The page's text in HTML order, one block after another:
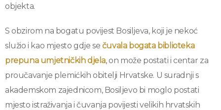
objekta.
S obzirom na bogatu povijest Bosiljeva, koji je nekoć
služio i kao mjesto gdje se čuvala bogata biblioteka
prepuna umjetničkih djela, on može postati i centar za
proučavanje plemićkih obitelji Hrvatske. U suradnji s
akademskom zajednicom, Bosiljevo bi moglo postati
mjesto istraživanja i čuvanja povijesti velikih hrvatskih